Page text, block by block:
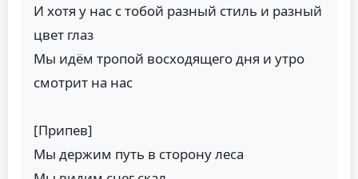
И хотя у нас с тобой разный стиль и разный
цвет глаз
Мы идём тропой восходящего дня и утро
смотрит на нас
[Припев]
Мы держим путь в сторону леса